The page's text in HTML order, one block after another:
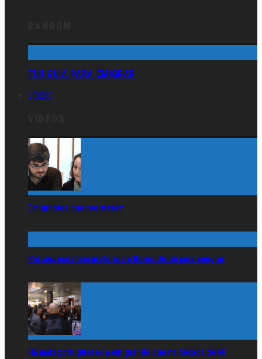
FUI! GUIA PARA EMIGRAR
VÍDEOS
Emigrantes que regressam
Portugueses têm preferido o Reino Unido para emigrar
Há mais portugueses a emigrar do que na década de 60